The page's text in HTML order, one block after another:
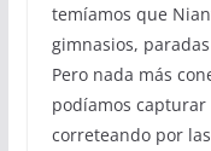
temíamos que
gimnasios,
Pero nada más
podíamos
correteando por